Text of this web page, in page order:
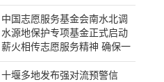
中国志愿服务基金会南水北调
水源地保护专项基金正式启动
薪火相传志愿服务精神 确保一
泓清水永续北上 徐福顺讲话 王
永辉致辞 余珂主持
十堰多地发布强对流预警信